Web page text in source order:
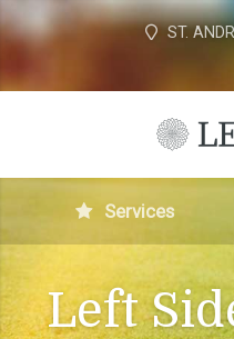
ST.
Services
Left